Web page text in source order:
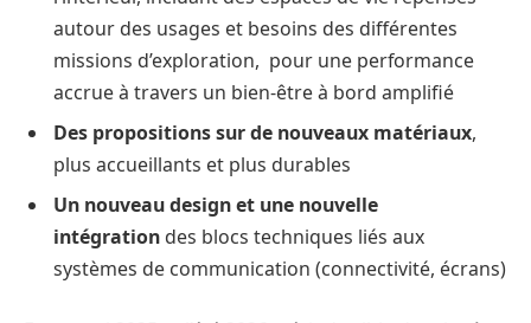
autour des usages et besoins des différentes
missions d’exploration, pour une performance
accrue à travers un bien-être à bord amplifié
Des propositions sur de nouveaux matériaux,
plus accueillants et plus durables
Un nouveau design et une nouvelle
intégration des blocs techniques liés aux
systèmes de communication (connectivité, écrans)